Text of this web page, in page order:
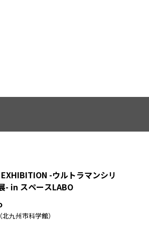
-ウルトラマンシリ
- in スペースLABO
九州市科学館）